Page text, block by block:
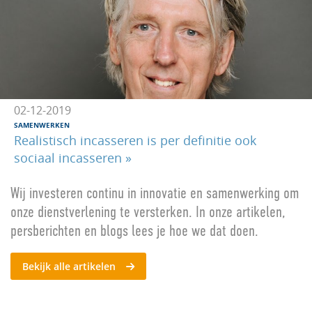
02-12-2019
SAMENWERKEN
Realistisch incasseren is per definitie ook
sociaal incasseren »
Wij investeren continu in innovatie en samenwerking om
onze dienstverlening te versterken. In onze artikelen,
persberichten en blogs lees je hoe we dat doen.
Bekijk alle artikelen